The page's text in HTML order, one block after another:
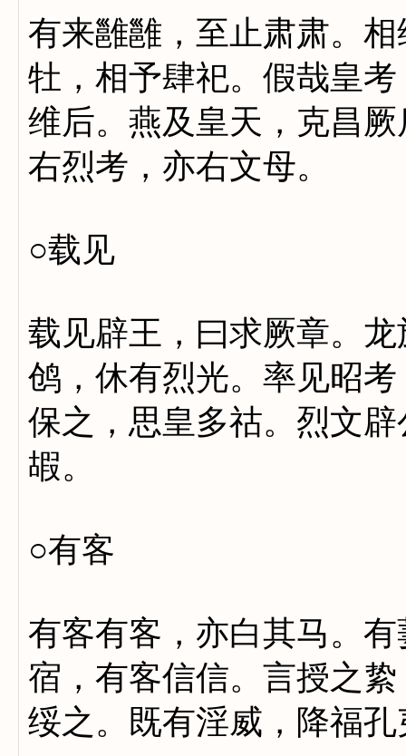
有来雝雝，至止肃肃。
牡，相予肆祀。假哉皇
维后。燕及皇天，克昌
右烈考，亦右文母。
○载见
载见辟王，曰求厥章。
鸧，休有烈光。率见昭
保之，思皇多祜。烈文
嘏。
○有客
有客有客，亦白其马。
宿，有客信信。言授之
绥之。既有淫威，降福孔